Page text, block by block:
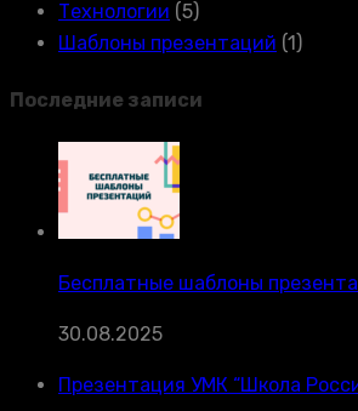
Технологии (5)
Шаблоны презентаций (1)
Последние записи
Бесплатные шаблоны
30.08.2025
Презентация УМК “Школа